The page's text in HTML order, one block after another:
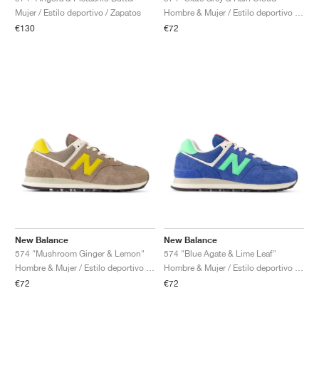
Mujer / Estilo deportivo / Zapatos
€130
€72
New Balance
574 "Mushroom Ginger & Lemon"
€72
New Balance
574 "Blue Agate & Lime Leaf"
€72